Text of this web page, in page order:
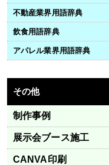
不動産業界用語辞典
飲食用語辞典
アパレル業界用語辞典
その他
制作事例
展示会ブース施工
CANVA印刷